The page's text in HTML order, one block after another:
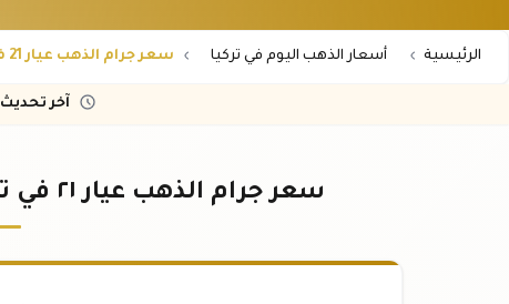
الرئيسية أسعار الذهب اليوم في تركيا سعر جرام الذهب عيار 21 في تركيا الآن
آخر تحديث
سعر جرام الذهب عيار ٢١ في تركيا - تحديث لحظي بالليرة التركية